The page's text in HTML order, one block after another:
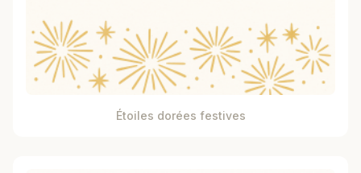
Étoiles dorées festives